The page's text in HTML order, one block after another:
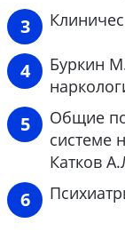
Буркин
Общие
системе
Катков